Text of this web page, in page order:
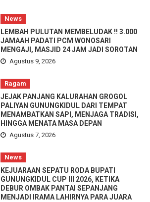
News
LEMBAH PULUTAN MEMBELUDAK !! 3.000
JAMAAH PADATI PCM WONOSARI
MENGAJI, MASJID 24 JAM JADI SOROTAN
Agustus 9, 2026
Ragam
JEJAK PANJANG KALURAHAN GROGOL
PALIYAN GUNUNGKIDUL DARI TEMPAT
MENAMBATKAN SAPI, MENJAGA TRADISI,
HINGGA MENATA MASA DEPAN
Agustus 7, 2026
News
KEJUARAAN SEPATU RODA BUPATI
GUNUNGKIDUL CUP III 2026, KETIKA
DEBUR OMBAK PANTAI SEPANJANG
MENJADI IRAMA LAHIRNYA PARA JUARA